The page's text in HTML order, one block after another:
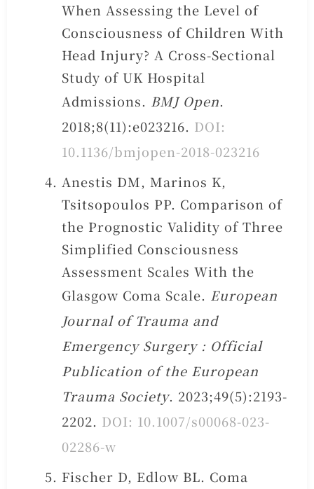
When Assessing the Level of
Consciousness of Children With
Head Injury? A Cross-Sectional
Study of UK Hospital
Admissions. BMJ Open.
2018;8(11):e023216. DOI:
10.1136/bmjopen-2018-023216
Anestis DM, Marinos K,
Tsitsopoulos PP. Comparison of
the Prognostic Validity of Three
Simplified Consciousness
Assessment Scales With the
Glasgow Coma Scale. European
Journal of Trauma and
Emergency Surgery : Official
Publication of the European
Trauma Society. 2023;49(5):2193-
2202. DOI: 10.1007/s00068-023-
02286-w
Fischer D, Edlow BL. Coma